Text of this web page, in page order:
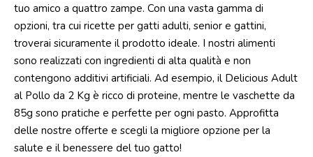
Chi
siamo
Contatti
Punti
vendita
Blog
e
news
tuo amico a quattro zampe. Con una vasta gamma di
opzioni, tra cui ricette per gatti adulti, senior e gattini,
troverai sicuramente il prodotto ideale. I nostri alimenti
sono realizzati con ingredienti di alta qualità e non
contengono additivi artificiali. Ad esempio, il Delicious Adult
al Pollo da 2 Kg è ricco di proteine, mentre le vaschette da
85g sono pratiche e perfette per ogni pasto. Approfitta
delle nostre offerte e scegli la migliore opzione per la
salute e il benessere del tuo gatto!